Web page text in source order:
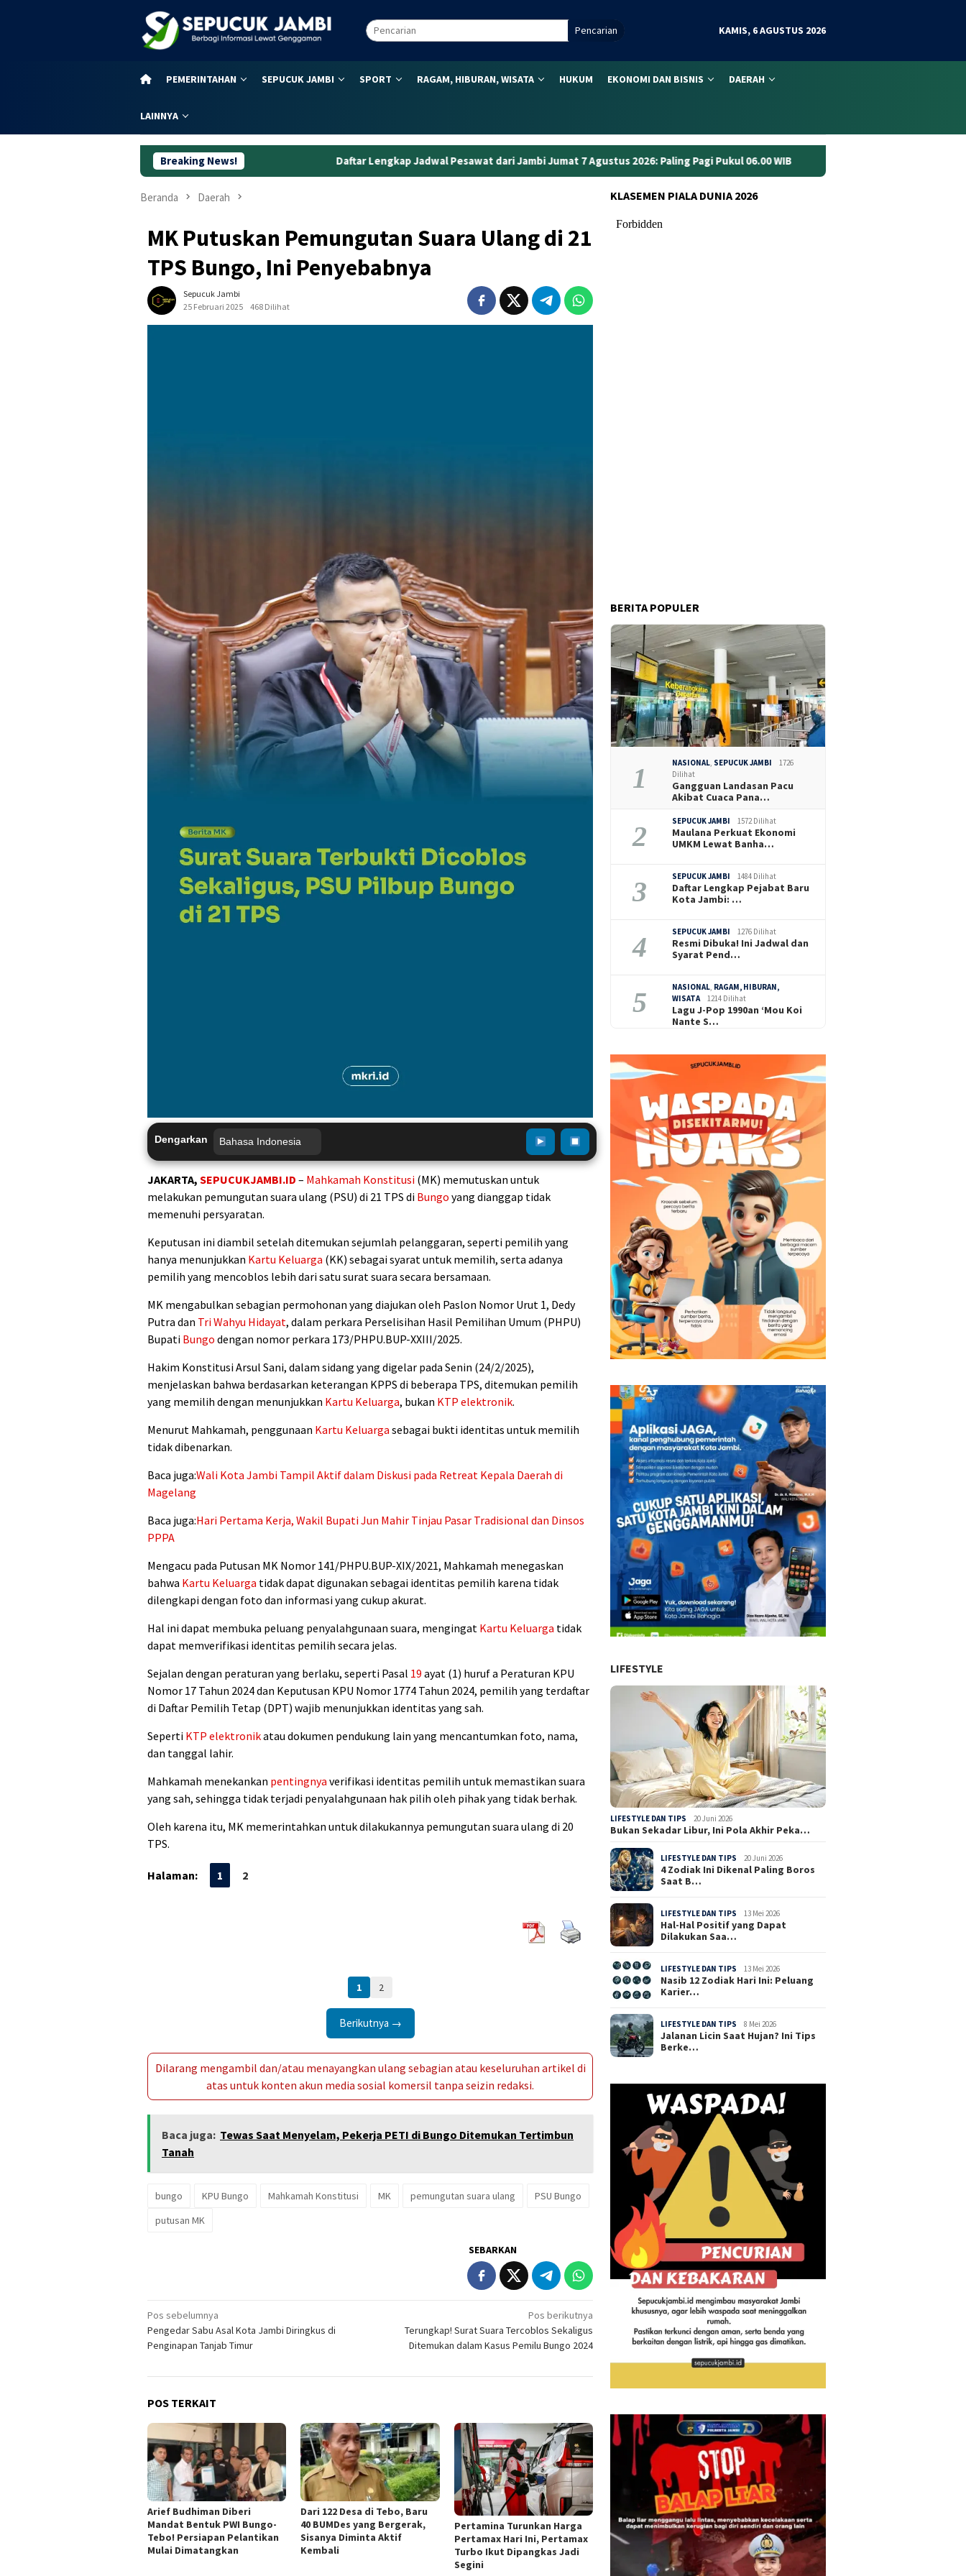
Pencarian KAMIS, 6 AGUSTUS 2026
PEMERINTAHAN SEPUCUK JAMBI SPORT RAGAM, HIBURAN, WISATA HUKUM EKONOMI DAN BISNIS DAERAH
LAINNYA
Breaking News!Daftar Lengkap Jadwal Pesawat dari Jambi Jumat 7 Agustus 2026: Paling Pagi Pukul 06.00 WIB Anggaran Jalan Jambi Rp70 Miliar Dinilai Belum
Beranda Daerah
MK Putuskan Pemungutan Suara Ulang di 21
TPS Bungo, Ini Penyebabnya
Sepucuk Jambi
25 Februari 2025
468 Dilihat
Dengarkan
JAKARTA, SEPUCUKJAMBI.ID – Mahkamah Konstitusi (MK) memutuskan untuk
melakukan pemungutan suara ulang (PSU) di 21 TPS di Bungo yang dianggap tidak
memenuhi persyaratan.
Keputusan ini diambil setelah ditemukan sejumlah pelanggaran, seperti pemilih yang
hanya menunjukkan Kartu Keluarga (KK) sebagai syarat untuk memilih, serta adanya
pemilih yang mencoblos lebih dari satu surat suara secara bersamaan.
MK mengabulkan sebagian permohonan yang diajukan oleh Paslon Nomor Urut 1, Dedy
Putra dan Tri Wahyu Hidayat, dalam perkara Perselisihan Hasil Pemilihan Umum (PHPU)
Bupati Bungo dengan nomor perkara 173/PHPU.BUP-XXIII/2025.
Hakim Konstitusi Arsul Sani, dalam sidang yang digelar pada Senin (24/2/2025),
menjelaskan bahwa berdasarkan keterangan KPPS di beberapa TPS, ditemukan pemilih
yang memilih dengan menunjukkan Kartu Keluarga, bukan KTP elektronik.
Menurut Mahkamah, penggunaan Kartu Keluarga sebagai bukti identitas untuk memilih
tidak dibenarkan.
Baca juga:Wali Kota Jambi Tampil Aktif dalam Diskusi pada Retreat Kepala Daerah di
Magelang
Baca juga:Hari Pertama Kerja, Wakil Bupati Jun Mahir Tinjau Pasar Tradisional dan Dinsos
PPPA
Mengacu pada Putusan MK Nomor 141/PHPU.BUP-XIX/2021, Mahkamah menegaskan
bahwa Kartu Keluarga tidak dapat digunakan sebagai identitas pemilih karena tidak
dilengkapi dengan foto dan informasi yang cukup akurat.
Hal ini dapat membuka peluang penyalahgunaan suara, mengingat Kartu Keluarga tidak
dapat memverifikasi identitas pemilih secara jelas.
Sejalan dengan peraturan yang berlaku, seperti Pasal 19 ayat (1) huruf a Peraturan KPU
Nomor 17 Tahun 2024 dan Keputusan KPU Nomor 1774 Tahun 2024, pemilih yang terdaftar
di Daftar Pemilih Tetap (DPT) wajib menunjukkan identitas yang sah.
Seperti KTP elektronikatau dokumen pendukung lain yang mencantumkan foto, nama,
dan tanggal lahir.
Mahkamah menekankan pentingnya verifikasi identitas pemilih untuk memastikan suara
yang sah, sehingga tidak terjadi penyalahgunaan hak pilih oleh pihak yang tidak berhak.
Oleh karena itu, MK memerintahkan untuk dilakukannya pemungutan suara ulang di 20
TPS.
Halaman: 1 2
1 2
Berikutnya →
Dilarang mengambil dan/atau menayangkan ulang sebagian atau keseluruhan artikel di
atas untuk konten akun media sosial komersil tanpa seizin redaksi.
Baca juga: Tewas Saat Menyelam, Pekerja PETI di Bungo Ditemukan Tertimbun
Tanah
bungo KPU Bungo Mahkamah Konstitusi MK pemungutan suara ulang
PSU Bungo
putusan MK
SEBARKAN
Navigasi
pos
Pos sebelumnya
Pengedar Sabu Asal Kota Jambi Diringkus di
Penginapan Tanjab Timur
Pos berikutnya
Terungkap! Surat Suara Tercoblos Sekaligus
Ditemukan dalam Kasus Pemilu Bungo 2024
POS TERKAIT
Arief Budhiman Diberi
Mandat Bentuk PWI Bungo-
Tebo! Persiapan Pelantikan
Mulai Dimatangkan
Dari 122 Desa di Tebo, Baru
40 BUMDes yang Bergerak,
Sisanya Diminta Aktif
Kembali
Pertamina Turunkan Harga
Pertamax Hari Ini, Pertamax
Turbo Ikut Dipangkas Jadi
Segini
KLASEMEN PIALA DUNIA 2026
BERITA POPULER
1 NASIONAL SEPUCUK JAMBI
1726
Dilihat
Gangguan Landasan Pacu
Akibat Cuaca Pana…
2 SEPUCUK JAMBI 1572 Dilihat
Maulana Perkuat Ekonomi
UMKM Lewat Banha…
3 SEPUCUK JAMBI 1484 Dilihat
Daftar Lengkap Pejabat Baru
Kota Jambi: …
4 SEPUCUK JAMBI 1276 Dilihat
Resmi Dibuka! Ini Jadwal dan
Syarat Pend…
5 NASIONAL RAGAM, HIBURAN,
WISATA
1214 Dilihat
Lagu J-Pop 1990an ‘Mou Koi
Nante S…
LIFESTYLE
LIFESTYLE DAN TIPS 20 Juni 2026
Bukan Sekadar Libur, Ini Pola Akhir Peka…
LIFESTYLE DAN TIPS 20 Juni 2026
4 Zodiak Ini Dikenal Paling Boros
Saat B…
LIFESTYLE DAN TIPS 13 Mei 2026
Hal-Hal Positif yang Dapat
Dilakukan Saa…
LIFESTYLE DAN TIPS 13 Mei 2026
Nasib 12 Zodiak Hari Ini: Peluang
Karier…
LIFESTYLE DAN TIPS 8 Mei 2026
Jalanan Licin Saat Hujan? Ini Tips
Berke…